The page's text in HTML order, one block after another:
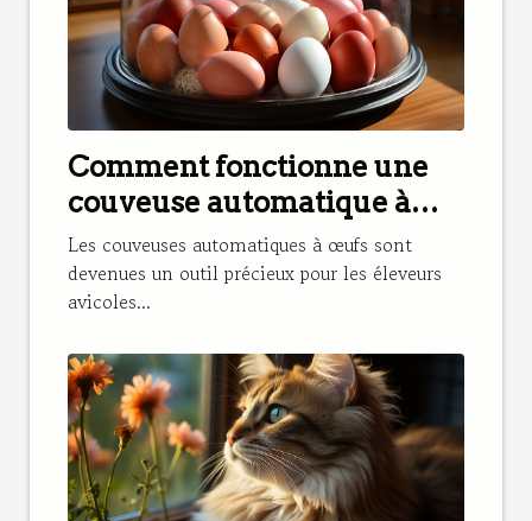
Comment fonctionne une
couveuse automatique à
œufs et pourquoi en avoir
besoin ?
Les couveuses automatiques à œufs sont
devenues un outil précieux pour les éleveurs
avicoles...